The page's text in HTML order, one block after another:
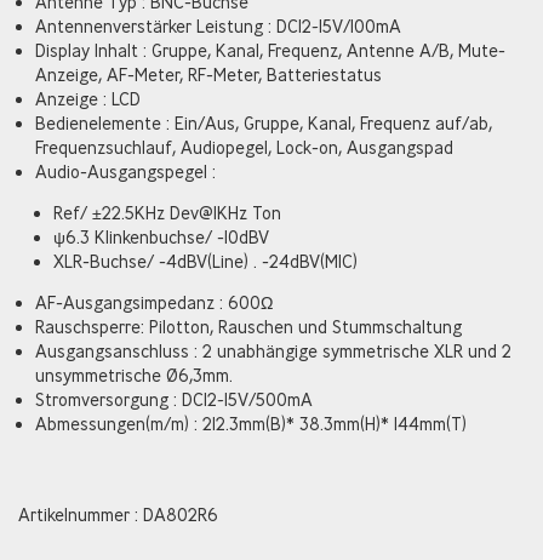
Antennenverstärker Leistung : DC12~15V/100mA
Display Inhalt : Gruppe, Kanal, Frequenz, Antenne A/B, Mute-
Anzeige, AF-Meter, RF-Meter, Batteriestatus
Anzeige : LCD
Bedienelemente : Ein/Aus, Gruppe, Kanal, Frequenz auf/ab,
Frequenzsuchlauf, Audiopegel, Lock-on, Ausgangspad
Audio-Ausgangspegel :
Ref/ ±22.5KHz Dev@1KHz Ton
ψ6.3 Klinkenbuchse/ -10dBV
XLR-Buchse/ -4dBV(Line) . -24dBV(MIC)
AF-Ausgangsimpedanz : 600Ω
Rauschsperre: Pilotton, Rauschen und Stummschaltung
Ausgangsanschluss : 2 unabhängige symmetrische XLR und 2
unsymmetrische Ø6,3mm.
Stromversorgung : DC12~15V/500mA
Abmessungen(m/m) : 212.3mm(B)* 38.3mm(H)* 144mm(T)
Artikelnummer : DA802R6